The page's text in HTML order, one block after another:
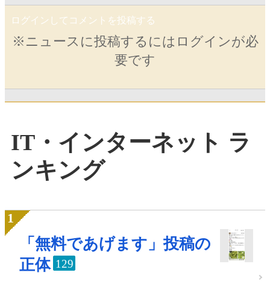
ログインしてコメントを投稿する
※ニュースに投稿するにはログインが必
要です
IT・インターネット ラ
ンキング
「無料であげます」投稿の
正体 129